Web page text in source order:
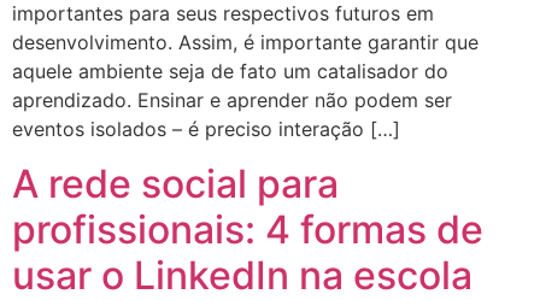
importantes para seus respectivos futuros em
desenvolvimento. Assim, é importante garantir que
aquele ambiente seja de fato um catalisador do
aprendizado. Ensinar e aprender não podem ser
eventos isolados – é preciso interação […]
A rede social para
profissionais: 4 formas de
usar o LinkedIn na escola